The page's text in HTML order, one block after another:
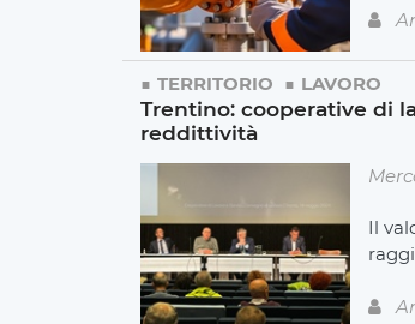
TERRITORIO LAVORO
Trentino: cooperative di
reddittività
Il